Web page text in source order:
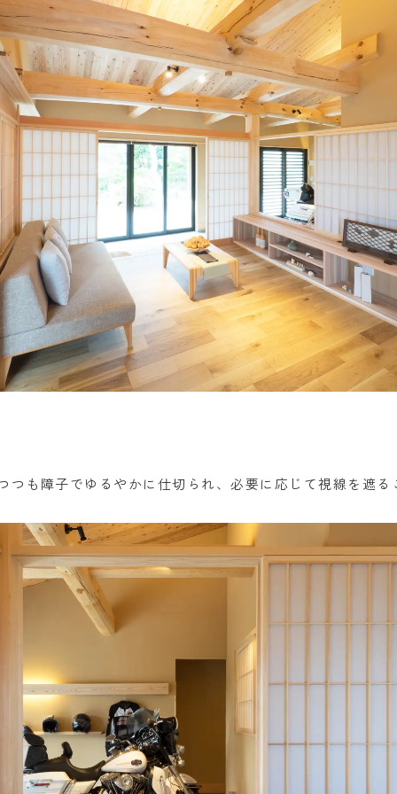
つも障子でゆるやかに仕切られ、必要に応じて視線を遮る